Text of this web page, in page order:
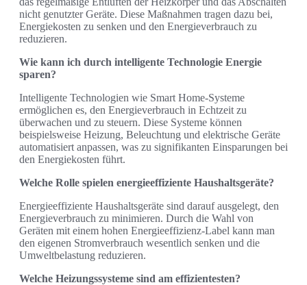
nicht genutzter Geräte. Diese Maßnahmen tragen dazu bei,
Energiekosten zu senken und den Energieverbrauch zu
reduzieren.
Wie kann ich durch intelligente Technologie Energie
sparen?
Intelligente Technologien wie Smart Home-Systeme
ermöglichen es, den Energieverbrauch in Echtzeit zu
überwachen und zu steuern. Diese Systeme können
beispielsweise Heizung, Beleuchtung und elektrische Geräte
automatisiert anpassen, was zu signifikanten Einsparungen bei
den Energiekosten führt.
Welche Rolle spielen energieeffiziente Haushaltsgeräte?
Energieeffiziente Haushaltsgeräte sind darauf ausgelegt, den
Energieverbrauch zu minimieren. Durch die Wahl von
Geräten mit einem hohen Energieeffizienz-Label kann man
den eigenen Stromverbrauch wesentlich senken und die
Umweltbelastung reduzieren.
Welche Heizungssysteme sind am effizientesten?